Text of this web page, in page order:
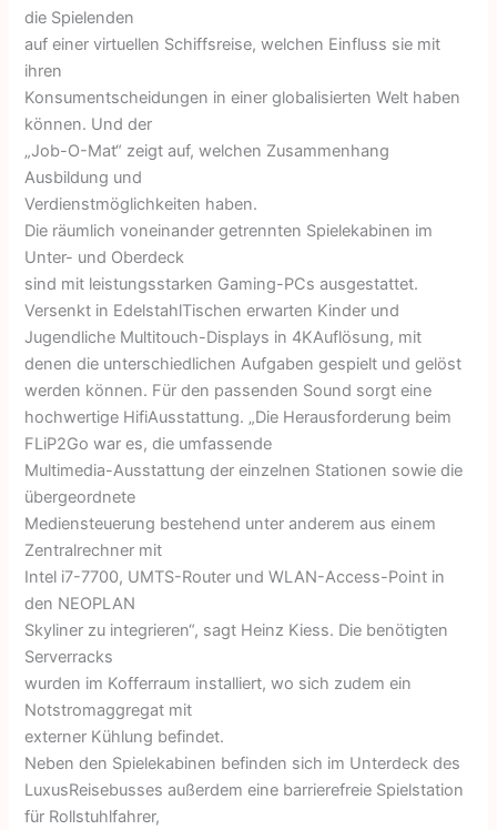
die Spielenden
auf einer virtuellen Schiffsreise, welchen Einfluss sie mit
ihren
Konsumentscheidungen in einer globalisierten Welt haben
können. Und der
„Job-O-Mat“ zeigt auf, welchen Zusammenhang
Ausbildung und
Verdienstmöglichkeiten haben.
Die räumlich voneinander getrennten Spielekabinen im
Unter- und Oberdeck
sind mit leistungsstarken Gaming-PCs ausgestattet.
Versenkt in EdelstahlTischen erwarten Kinder und
Jugendliche Multitouch-Displays in 4KAuflösung, mit
denen die unterschiedlichen Aufgaben gespielt und gelöst
werden können. Für den passenden Sound sorgt eine
hochwertige HifiAusstattung. „Die Herausforderung beim
FLiP2Go war es, die umfassende
Multimedia-Ausstattung der einzelnen Stationen sowie die
übergeordnete
Mediensteuerung bestehend unter anderem aus einem
Zentralrechner mit
Intel i7-7700, UMTS-Router und WLAN-Access-Point in
den NEOPLAN
Skyliner zu integrieren“, sagt Heinz Kiess. Die benötigten
Serverracks
wurden im Kofferraum installiert, wo sich zudem ein
Notstromaggregat mit
externer Kühlung befindet.
Neben den Spielekabinen befinden sich im Unterdeck des
LuxusReisebusses außerdem eine barrierefreie Spielstation
für Rollstuhlfahrer,